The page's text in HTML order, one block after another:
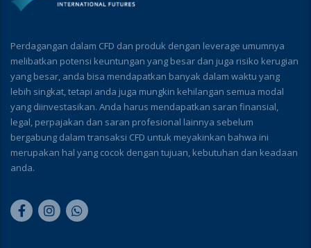
Perdagangan dalam CFD dan produk dengan leverage umumnya
melibatkan potensi keuntungan yang besar dan juga risiko kerugian
yang besar, anda bisa mendapatkan banyak dalam waktu yang
lebih singkat, tetapi anda juga mungkin kehilangan semua modal
yang diinvestasikan. Anda harus mendapatkan saran finansial,
legal, perpajakan dan saran profesional lainnya sebelum
bergabung dalam transaksi CFD untuk meyakinkan bahwa ini
merupakan hal yang cocok dengan tujuan, kebutuhan dan keadaan
anda.